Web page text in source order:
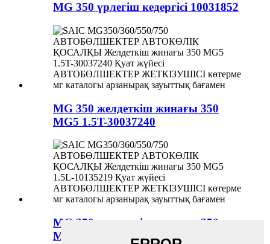
MG 350 үрлегіш кедергісі 10031852
MG 350 желдеткіш жинағы 350
MG5 1.5T-30037240
MG 350 желдеткіш жинағы 350
MG5 1.5L-10135219